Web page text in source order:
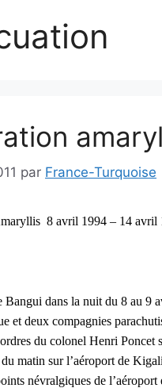
par France-Turquoise
8 avril 1994 – 14 avril
Bangui dans la nuit du 8 au 9
et deux compagnies
du colonel Henri Poncet
matin sur l’aéroport de
névralgiques de l’aéroport